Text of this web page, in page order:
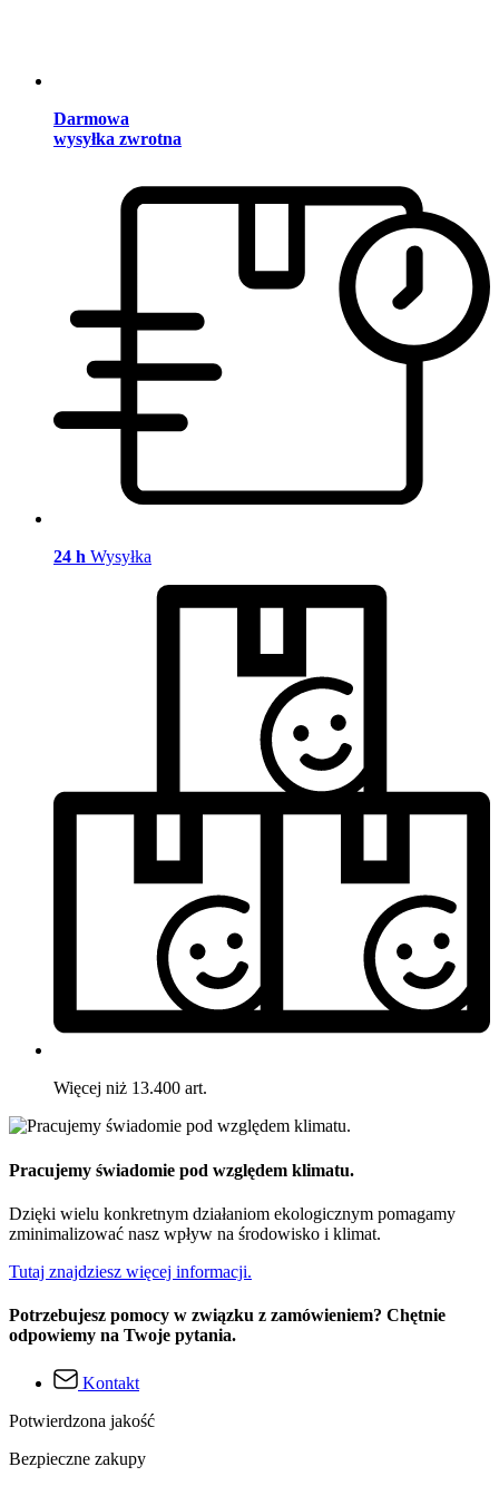
Darmowa
wysyłka zwrotna
24 h Wysyłka
Więcej niż 13.400 art.
Pracujemy świadomie pod względem klimatu.
Dzięki wielu konkretnym działaniom ekologicznym pomagamy
zminimalizować nasz wpływ na środowisko i klimat.
Tutaj znajdziesz więcej informacji.
Potrzebujesz pomocy w związku z zamówieniem? Chętnie
odpowiemy na Twoje pytania.
Kontakt
Potwierdzona jakość
Bezpieczne zakupy